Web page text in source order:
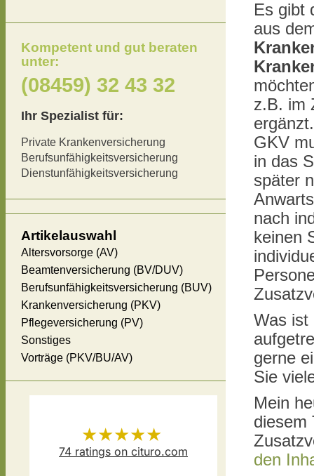
Es gibt
aus
z.B. im
GKV
in das
später
nach
keinen
Was ist
gerne
Sie
Mein
diesem
den
Kompetent und gut beraten
unter:
(08459) 32 43 32
Ihr Spezialist für:
Private Krankenversicherung
Berufsunfähigkeitsversicherung
Dienstunfähigkeitsversicherung
Artikelauswahl
Altersvorsorge (AV)
Beamtenversicherung (BV/DUV)
Berufsunfähigkeitsversicherung (BUV)
Krankenversicherung (PKV)
Pflegeversicherung (PV)
Sonstiges
Vorträge (PKV/BU/AV)
★★★★★
74 ratings on cituro.com